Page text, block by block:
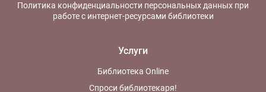
Политика конфиденциальности персональных данных при
работе с интернет-ресурсами библиотеки
Услуги
Библиотека Online
Спроси библиотекаря!